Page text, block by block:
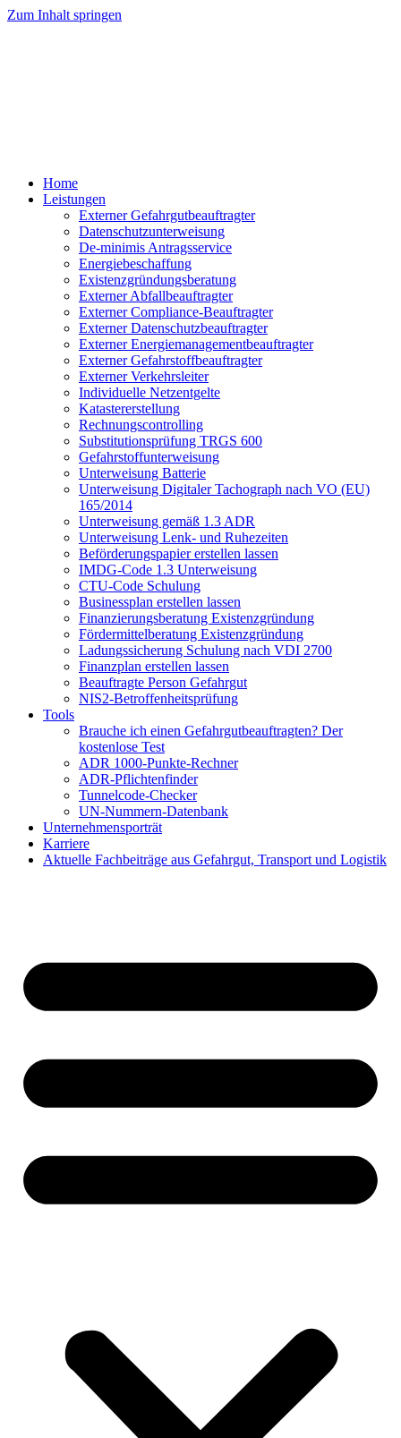
Zum Inhalt springen
Home
Leistungen
Externer Gefahrgutbeauftragter
Datenschutzunterweisung
De-minimis Antragsservice
Energiebeschaffung
Existenzgründungsberatung
Externer Abfallbeauftragter
Externer Compliance-Beauftragter
Externer Datenschutzbeauftragter
Externer Energiemanagementbeauftragter
Externer Gefahrstoffbeauftragter
Externer Verkehrsleiter
Individuelle Netzentgelte
Katastererstellung
Rechnungscontrolling
Substitutionsprüfung TRGS 600
Gefahrstoffunterweisung
Unterweisung Batterie
Unterweisung Digitaler Tachograph nach VO (EU)
165/2014
Unterweisung gemäß 1.3 ADR
Unterweisung Lenk- und Ruhezeiten
Beförderungspapier erstellen lassen
IMDG-Code 1.3 Unterweisung
CTU-Code Schulung
Businessplan erstellen lassen
Finanzierungsberatung Existenzgründung
Fördermittelberatung Existenzgründung
Ladungssicherung Schulung nach VDI 2700
Finanzplan erstellen lassen
Beauftragte Person Gefahrgut
NIS2-Betroffenheitsprüfung
Tools
Brauche ich einen Gefahrgutbeauftragten? Der
kostenlose Test
ADR 1000-Punkte-Rechner
ADR-Pflichtenfinder
Tunnelcode-Checker
UN-Nummern-Datenbank
Unternehmensporträt
Karriere
Aktuelle Fachbeiträge aus Gefahrgut, Transport und Logistik